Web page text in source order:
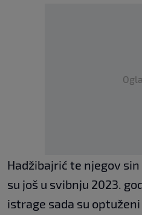
Hadžibajrić te njegov
su još u svibnju 2023.
istrage sada su